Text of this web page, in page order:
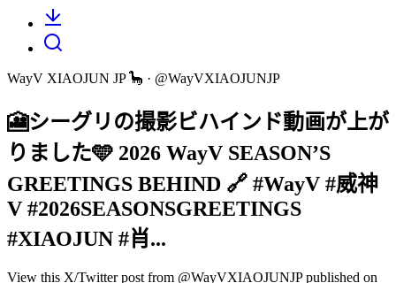
WayV XIAOJUN JP 🦕 · @WayVXIAOJUNJP
🎦シーグリの撮影ビハインド動画が上が
りました🩵 2026 WayV SEASON’S
GREETINGS BEHIND 🔗 #WayV #威神
V #2026SEASONSGREETINGS
#XIAOJUN #肖...
View this X/Twitter post from @WayVXIAOJUNJP published on